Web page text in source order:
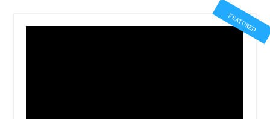
FEATURED